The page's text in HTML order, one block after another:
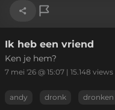
Link kopiëren
Ik heb een vriend
Ken je hem?
7 mei '26 @ 15:07 | 15.148 views
andy dronk dronken